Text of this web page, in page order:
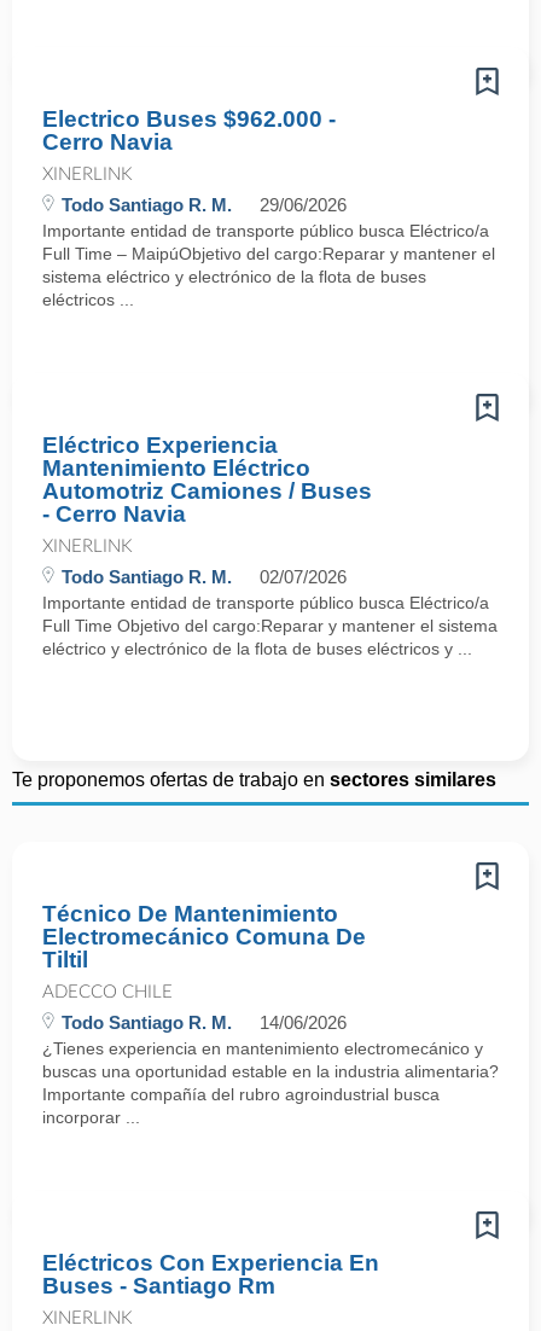
Electrico Buses $962.000 -
Cerro Navia
XINERLINK
Todo Santiago R. M. 29/06/2026
Importante entidad de transporte público busca Eléctrico/a
Full Time – MaipúObjetivo del cargo:Reparar y mantener el
sistema eléctrico y electrónico de la flota de buses
eléctricos ...
Eléctrico Experiencia
Mantenimiento Eléctrico
Automotriz Camiones / Buses
- Cerro Navia
XINERLINK
Todo Santiago R. M. 02/07/2026
Importante entidad de transporte público busca Eléctrico/a
Full Time Objetivo del cargo:Reparar y mantener el sistema
eléctrico y electrónico de la flota de buses eléctricos y ...
Te proponemos ofertas de trabajo en sectores similares
Técnico De Mantenimiento
Electromecánico Comuna De
Tiltil
ADECCO CHILE
Todo Santiago R. M. 14/06/2026
¿Tienes experiencia en mantenimiento electromecánico y
buscas una oportunidad estable en la industria alimentaria?
Importante compañía del rubro agroindustrial busca
incorporar ...
Eléctricos Con Experiencia En
Buses - Santiago Rm
XINERLINK